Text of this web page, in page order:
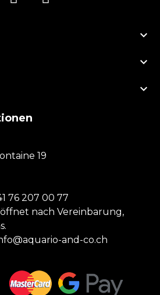



19
76 207 00 77
nach Vereinbarung,
and-co.ch